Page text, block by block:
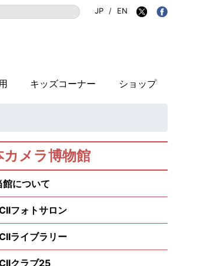
キッズコーナー ショップ
JP / EN
カメラ博物館
館について
フォトサロン
ライブラリー
クラブ25